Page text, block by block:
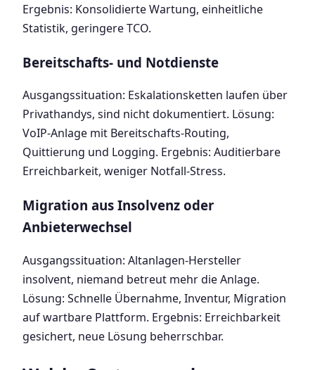
Ergebnis: Konsolidierte Wartung, einheitliche
Statistik, geringere TCO.
Bereitschafts- und Notdienste
Ausgangssituation: Eskalationsketten laufen über
Privathandys, sind nicht dokumentiert. Lösung:
VoIP-Anlage mit Bereitschafts-Routing,
Quittierung und Logging. Ergebnis: Auditierbare
Erreichbarkeit, weniger Notfall-Stress.
Migration aus Insolvenz oder
Anbieterwechsel
Ausgangssituation: Altanlagen-Hersteller
insolvent, niemand betreut mehr die Anlage.
Lösung: Schnelle Übernahme, Inventur, Migration
auf wartbare Plattform. Ergebnis: Erreichbarkeit
gesichert, neue Lösung beherrschbar.